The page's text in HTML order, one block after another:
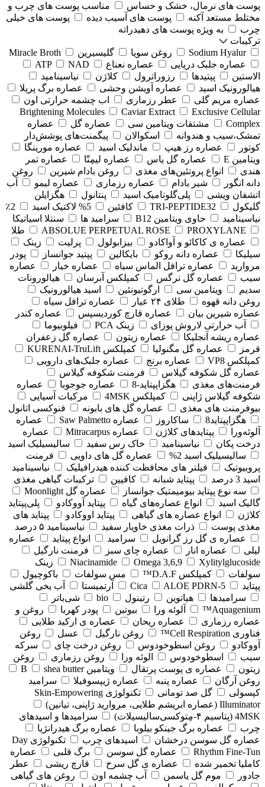
پوست های نرمال، خشک و حساس
مناسب پوست های چرب و
مختلط مستعد آکنه
پوست های آسیب دیده
پوست های خیلی
چرب
به ویژه پوست های دهیدراته
ترکیبات
Sodium Hyalur
روغن سویا گلیسیرین
Miracle Broth
عصاره جلبک دریایی
عصاره نعناع ATP
NAD
الاستین
پپتیدها رزوراترول کلاژن
⁠نیاسینامید
هیالورونیک اسید
عصاره آویشن وحشی
عصاره برگ پریلا
عصاره مریم گلی
عطر رزماری
اب چشمه حرارتی اون
Brightening Molecules
Caviar Extract
Exclusive Cellular
Complex
مشتقات ویتامین سی عصاره گل
عصاره
تمشک،سیب و هندوانه
اسکوالان
پیگمنت‌های پوشش‌دار
کوتور
عصاره رز هیپ ماندلیک اسید
عصاره مورینگا
ویتامین E
عصاره گل یاس عصاره لیمِتّا
عصاره تمر
هندی
انواع پروتئین‌های مغذی روغن بادام شیرین
روغن
دانه انگور
شیر بادام عصاره رزماری عصاره لیمو
آب
اتشفان ویشی
پلی‌گلوتامیک اسید پنتانول
هگزایلن
گلیکول
TRI-PEPTIDE32 کافئین 5% لاکتیک اسید
2٪
نیاسینامید
حاوی ویتامین B12 سرامید ها
سنتلا اسیاتیکا
ABSOLUE PERPETUAL ROSE
PROXYLANE
طلا
عصاره ی کاکائو و آواکادو
بیزابولول پرلیت
زینک
سیلیکا
عصاره دانه روکو بایکالین پپتید جوانساز
پودر
مروارید
عصاره ترافل الماس سیاه عصاره خیار
عصاره
سیب
عصاره گل نرگس کمپلکس آبرسان
هیالورونات
سدیم
ویتامین سی ارگوتیونئین
اسید هیالورونیک
روغن دانه قهوه
طلای ۲۴ عیار
عصاره ترافل سیاه
عصاره شیرین بیان
عصاره قارچ کوردیسپس
عصاره کندر
آب حرارتی لاروش پوزای
زینک PCA
فیلوبیوما
عصاره ریشه آنجلیکا
عصاره زیتون
عصاره گل زعفران
قرمز
عصاره گل مگنولیا
کمپلکس KURENAI-TruLift
کمپلکس VP8
عصاره برنج
عصاره جلبک‌های دارویی
عصاره گل شکوفه گیلاس
فرمنت شکوفه گیلاس
فرمنت‌های مغذی
هگزاپپتاید-8 عصاره جوجوبا
عصاره
شکوفه گیلاس ژاپنی
کمپلکس 4MSK
مرکبات آسیایی
بیوفرمنت های مغذی
عصاره گل های بابونه
فنوکسی اتانول
هگزاپپتاید8
ساکاروز عصاره Saw Palmetto
عصاره
آلوئه‌ورا
پپتایدهای کلاژن عصاره Mitracarpus
عصاره
درخت پکان
نیاسینامید خاک رس سفید
سالیسیلیک اسید
سالیسیلیک اسید 2%
عصاره گل های داویی
فرمنت
پروبیوتیک
فیلتر های محافظت کننده هیدرافیلیک
نیاسینامید
اسید 3 درصد
پپتاید شبانه کافیین
ترکیبات گیاهی مغذی
سه نوع پپتاید بیومیمتیک جوانساز
عصاره گل Moonlight
گالیک اسید
انواع عصاره‌های گیاه پپتاید آووکادو
پلی‌پپتاید
کلاژن
انواع عصاره های گیاهی پپتاید اووکادو
پپتاید های
مغذی پوست
ذرات مغذی خاویار سفید
نیاسینامید ۵ درصد
عصاره ی گل رز گرانویل
سرامید انواع پپتاید
عصاره
لیلی
عصاره انار عصاره چای سبز
فرمنت نارگیل
Niacinamide
Omega 3,6,9 Xylitylglucoside
زینک
سولفات
کمپلکس D.A.F™ مس سولفات
باکوچیول
پپتاید
5-Cica
ALOE PDRN آرتمیستا
آب یخی گلشی
سرامیدها
هیاتوین رتینول bio
شی‌باتر
Aquagenium™
آلوئه ورا بیوتین پودر کهربا
روغن و
عصاره رزماری
عصاره ریحان
عصاره ی ارکید طلایی
فناوری Cell Respiration™
روغن نارگیل عسل
روغن
آووکادو
روغن اسطوخودوس روغن درخت چای
سرکه
سیب
اسطوخودوس الوئه ورا روغن رزماری
روغن
زیتون
عصاره ی پوست پرتقال ویتامین Bshea butter
روغن آرگان
عصاره پنبه عصاره ژیپسوفیلا
سرامید
کپسولی
گل صد تومانی
تکنولوژی Skin-Empowering
Illuminator (عصاره ابریشم طلایی، مروارید ژاپنی، تیانین)
4MSK (پتاسیم ۴‑مِتوکسی‌سالیسیلات)
سرامیدها و اسیدهای
چرب
عصاره برگ جینکو بیلوبا
عصاره برگ هیدرانژیا
عصاره گل سوسن درخشان
اسیدهای چرب
تکنولوژی Day
Rhythm Fine‑Tun
عصاره گل سوسن برگ قلبی
عصاره
کاملیا تخمیر شده
عصاره ی گل سرخ قارچ ریشی
عطر
جادور
موم گل یاسمن آب چشمه اون
روغن های گیاهی